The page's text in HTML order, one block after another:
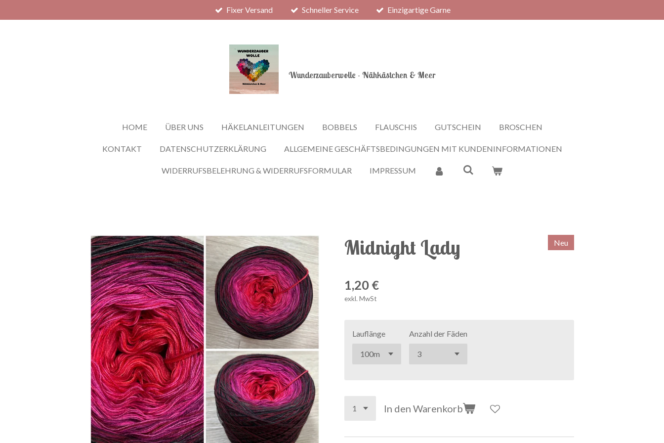
Hauptinhalt
Fixer Versand Schneller Service Einzigartige Garne
Wunderzauberwolle - Nähkästchen & Meer
HOME ÜBER UNS HÄKELANLEITUNGEN BOBBELS FLAUSCHIS GUTSCHEIN BROSCHEN
KONTAKT DATENSCHUTZERKLÄRUNG ALLGEMEINE GESCHÄFTSBEDINGUNGEN MIT KUNDENINFORMATIONEN
WIDERRUFSBELEHRUNG & WIDERRUFSFORMULAR IMPRESSUM
Midnight Lady Neu
1,20 €
exkl. MwSt
Lauflänge Anzahl der Fäden
In den Warenkorb